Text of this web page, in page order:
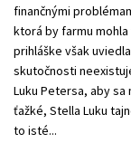
finančnými
ktorá by farmu
prihláške však
skutočnosti
Luku Petersa, aby
ťažké, Stella Luku
to isté...